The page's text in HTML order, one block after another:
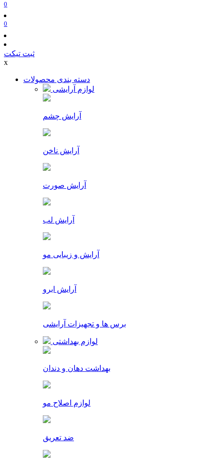
0
0
ثبت تیکت
x
دسته بندی محصولات
لوازم آرایشی
آرایش چشم
آرایش ناخن
آرایش صورت
آرایش لب
آرایش و زیبایی مو
آرایش ابرو
برس ها و تجهیزات آرایشی
لوازم بهداشتی
بهداشت دهان و دندان
لوازم اصلاح مو
ضد تعریق